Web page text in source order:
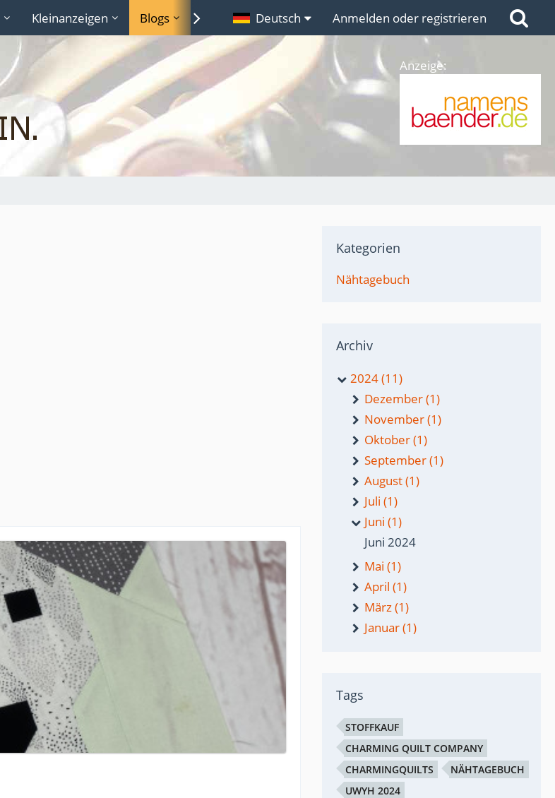
Kleinanzeigen Blogs Lexikon Links
Deutsch Anmelden oder registrieren
Anzeige:
Kategorien
Nähtagebuch
Archiv
2024 (11)
Dezember (1)
November (1)
Oktober (1)
September (1)
August (1)
Juli (1)
Juni (1)
Juni 2024
Mai (1)
April (1)
März (1)
Januar (1)
Tags
STOFFKAUF
CHARMING QUILT COMPANY
CHARMINGQUILTS
NÄHTAGEBUCH
UWYH 2024